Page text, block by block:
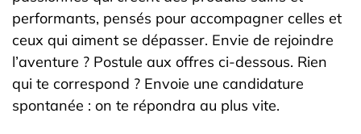
performants, pensés pour accompagner celles et
ceux qui aiment se dépasser. Envie de rejoindre
l’aventure ? Postule aux offres ci-dessous. Rien
qui te correspond ? Envoie une candidature
spontanée : on te répondra au plus vite.